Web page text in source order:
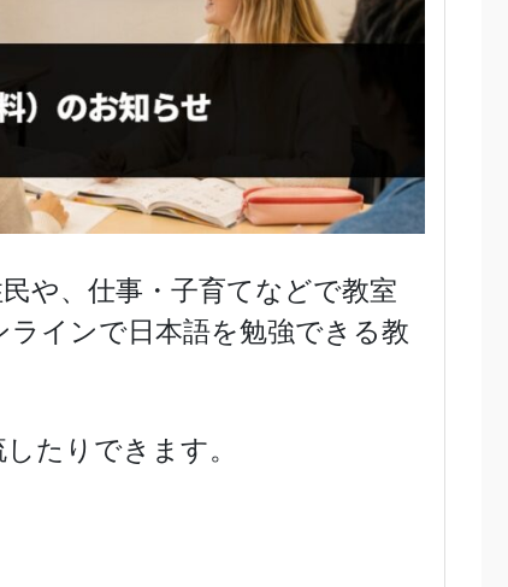
や、仕事・子育てなどで教室
インで日本語を勉強できる教
たりできます。